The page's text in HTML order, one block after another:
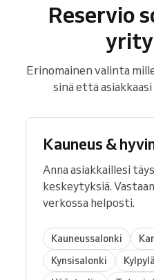
Reservio
Erinomainen valinta
sinä että
Kauneus &
Anna asiakkaillesi
keskeytyksiä.
verkossa helposti.
Kauneussalonki
Kynsisalonki
Kylpylä